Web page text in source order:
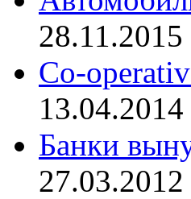
28.11.2015
Co-
Банки